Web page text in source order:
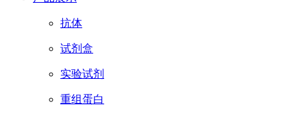
抗体
试剂盒
实验试剂
重组蛋白